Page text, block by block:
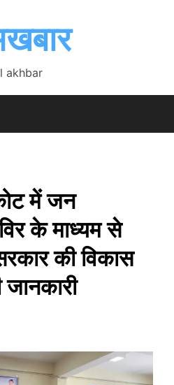
akhbar
में जन
के माध्यम से
की विकास